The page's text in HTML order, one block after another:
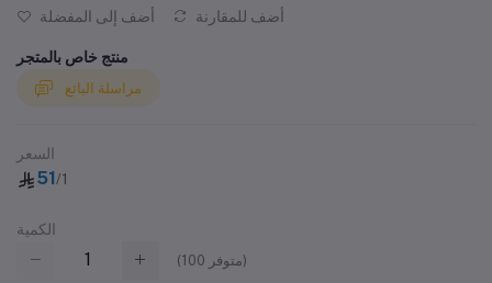
أضف إلى المفضلة أضف للمقارنة
منتج خاص بالمتجر
مراسلة البائع
السعر
51/1
الكمية
(100 متوفر)